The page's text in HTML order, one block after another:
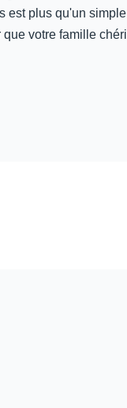
est plus qu'un
votre famille